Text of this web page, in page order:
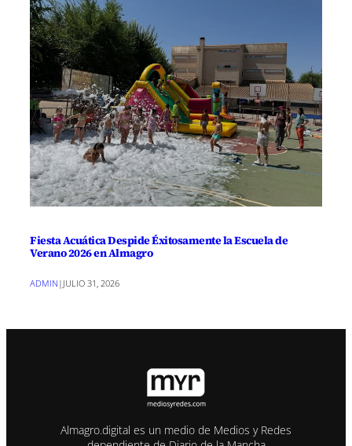
Fiesta Acuática Despide Éxitosamente la Escuela de
Verano 2026 en Almagro
ADMIN | JULIO 31, 2026
Almagro.digital es un medio de Medios y Redes